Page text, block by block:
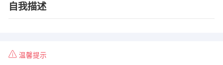
自我描述
温馨提示